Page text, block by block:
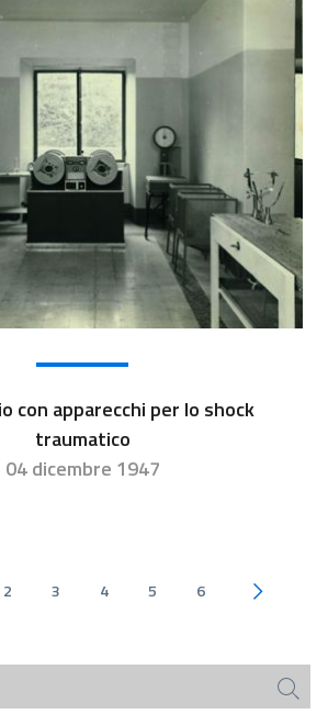
con apparecchi per lo shock
traumatico
04 dicembre 1947
2 3 4 5 6 Pagina